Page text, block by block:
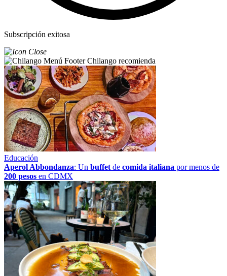
Subscripción exitosa
Chilango recomienda
Educación
Aperol Abbondanza: Un buffet de comida italiana por menos de
200 pesos en CDMX